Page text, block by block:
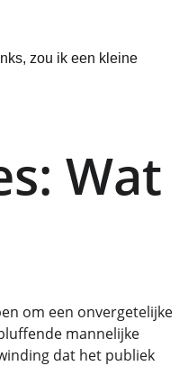
zou ik een kleine
Wat
om een ​​onvergetelijke
mannelijke
dat het publiek